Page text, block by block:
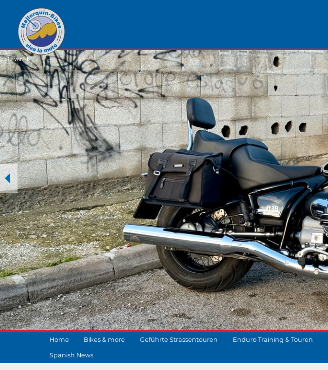
1 von 6
Home Bikes & more Geführte Strassentouren Enduro Training & Touren
Spanish News